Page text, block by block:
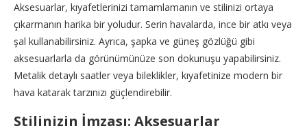
Aksesuarlar, kıyafetlerinizi tamamlamanın ve stilinizi ortaya
çıkarmanın harika bir yoludur. Serin havalarda, ince bir atkı veya
şal kullanabilirsiniz. Ayrıca, şapka ve güneş gözlüğü gibi
aksesuarlarla da görünümünüze son dokunuşu yapabilirsiniz.
Metalik detaylı saatler veya bileklikler, kıyafetinize modern bir
hava katarak tarzınızı güçlendirebilir.
Stilinizin İmzası: Aksesuarlar